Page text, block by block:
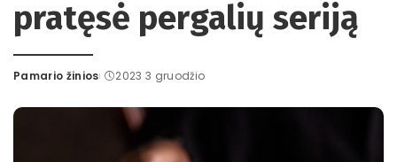
pratęsė pergalių seriją
Posted
Pamario žinios 2023 3 gruodžio